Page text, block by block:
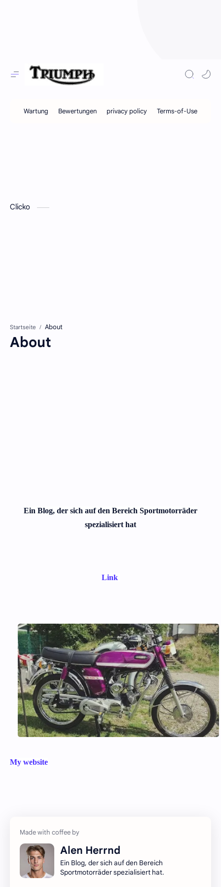
Clicko
Startseite
About
Ein Blog, der sich auf den Bereich Sportmotorräder
spezialisiert hat
Link
My website
Alen Herrnd
Ein Blog, der sich auf den Bereich
Sportmotorräder spezialisiert hat.